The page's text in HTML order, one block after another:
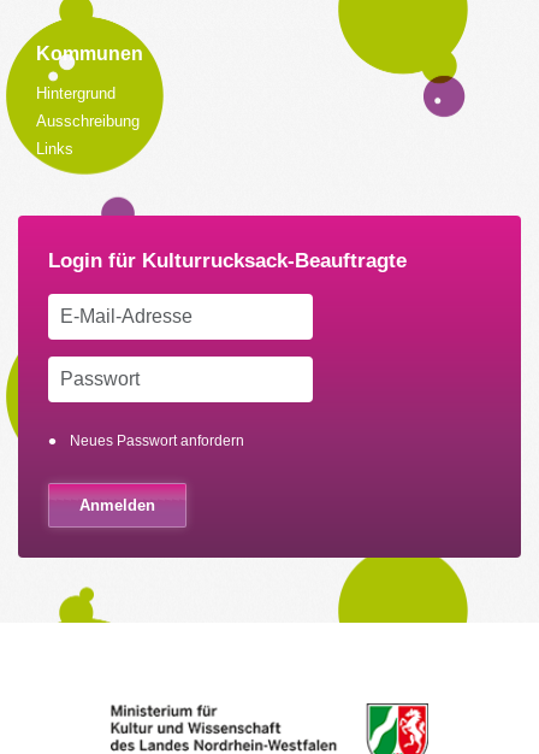
Kommunen
Hintergrund
Ausschreibung
Links
Neues Passwort anfordern